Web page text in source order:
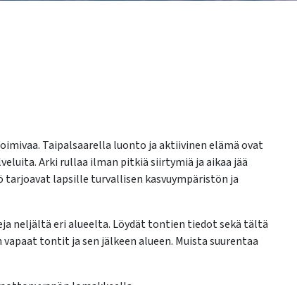
Taipalsaarella luonto ja aktiivinen elämä ovat
Arki rullaa ilman pitkiä siirtymiä ja aikaa jää
lapsille turvallisen kasvuympäristön ja
neljältä eri alueelta. Löydät tontien tiedot sekä tältä
tontit ja sen jälkeen alueen. Muista suurentaa